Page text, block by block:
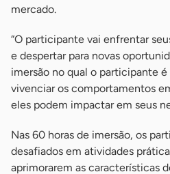
mercado.
“O participante vai enfrentar
e despertar para novas
imersão no qual o participante
vivenciar os comportamentos
eles podem impactar em seus
Nas 60 horas de imersão, os
desafiados em atividades
aprimorarem as características